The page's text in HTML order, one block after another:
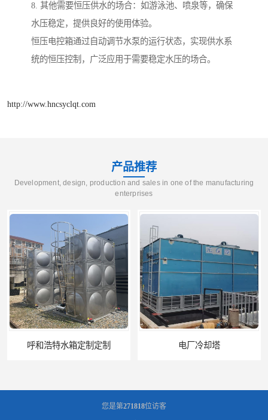
8. 其他需要恒压供水的场合：如游泳池、喷泉等，确保
水压稳定，提供良好的使用体验。
恒压电控箱通过自动调节水泵的运行状态，实现供水系
统的恒压控制，广泛应用于需要稳定水压的场合。
http://www.hncsyclqt.com
产品推荐
Development, design, production and sales in one of the manufacturing
enterprises
呼和浩特水箱定制定制 电厂冷却塔
您是第271818位访客